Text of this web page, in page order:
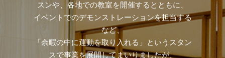
スンや、各地での教室を開催するとともに、
イベントでのデモンストレーションを担当する
など、
「余暇の中に運動を取り入れる」というスタン
スで事業を展開してまいりましたが、